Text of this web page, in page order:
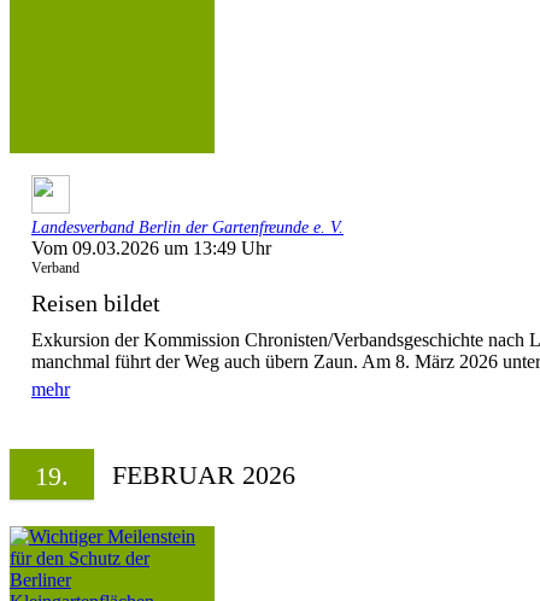
Landesverband Berlin der Gartenfreunde e. V.
Vom 09.03.2026 um 13:49 Uhr
Verband
Reisen bildet
Exkursion der Kommission Chronisten/Verbandsgeschichte
manchmal führt der Weg auch übern Zaun. Am 8. März 2026
mehr
19. FEBRUAR 2026